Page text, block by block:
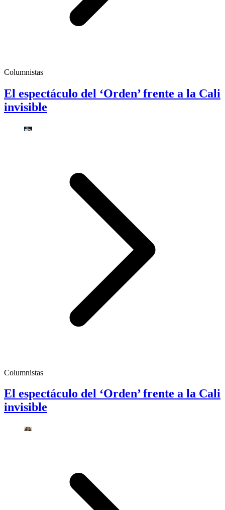
Columnistas
El espectáculo del ‘Orden’ frente a la Cali
invisible
Columnistas
El espectáculo del ‘Orden’ frente a la Cali
invisible